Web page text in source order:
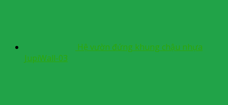
Hệ vườn đứng khung chậu nhựa
JupiWall-03